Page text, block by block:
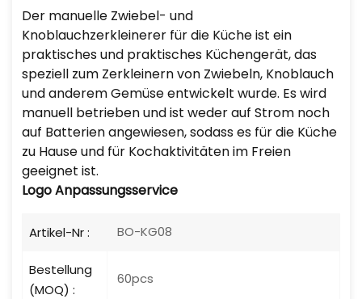
Der manuelle Zwiebel- und
Knoblauchzerkleinerer für die Küche ist ein
praktisches und praktisches Küchengerät, das
speziell zum Zerkleinern von Zwiebeln, Knoblauch
und anderem Gemüse entwickelt wurde. Es wird
manuell betrieben und ist weder auf Strom noch
auf Batterien angewiesen, sodass es für die Küche
zu Hause und für Kochaktivitäten im Freien
geeignet ist.
LogoAnpassungsservice
Artikel-Nr : BO-KG08
Bestellung
(MOQ) :
60pcs